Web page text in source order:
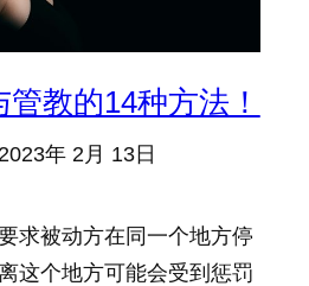
教的14种方法！
2023年 2月 13日
求被动方在同一个地方停
这个地方可能会受到惩罚